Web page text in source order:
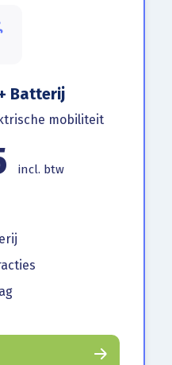
Batterij
mobiliteit
incl. btw